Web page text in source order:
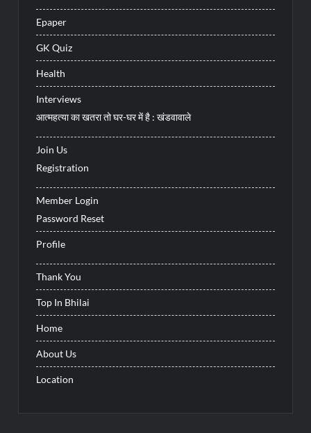
Epaper
GK Quiz
Health
Interviews
आत्महत्या का खतरा तो घर-घर में है : खंडवावाले
Join Us
Registration
Member Login
Password Reset
Profile
Thank You
Top In Bhilai
Home
About Us
Location